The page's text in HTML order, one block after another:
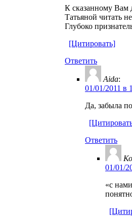
К сказанному Вам
Татьяной читать
Глубоко
[Цитировать]
Ответить
Aida:
01/01/2011 в
Да, забыла
Ответить
01/01/
«с